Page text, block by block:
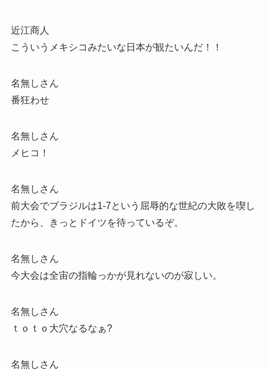
近江商人
こういうメキシコみたいな日本が観たいんだ！！
名無しさん
番狂わせ
名無しさん
メヒコ！
名無しさん
前大会でブラジルは1-7という屈辱的な世紀の大敗を喫し
たから、きっとドイツを待っているぞ。
名無しさん
今大会は全宙の指輪っかが見れないのが寂しい。
名無しさん
ｔｏｔｏ大穴なるなぁ?
名無しさん